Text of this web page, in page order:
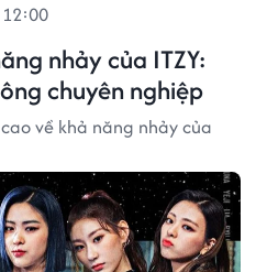
nhảy của ITZY:
chuyên nghiệp
về khả năng nhảy của